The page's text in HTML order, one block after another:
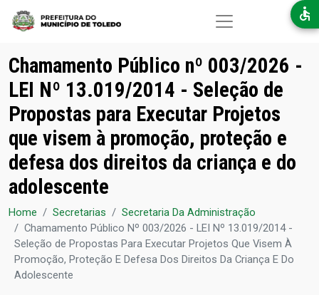
Pular para o conteúdo principal
Chamamento Público nº 003/2026 -
LEI Nº 13.019/2014 - Seleção de
Propostas para Executar Projetos
que visem à promoção, proteção e
defesa dos direitos da criança e do
adolescente
Home Secretarias
Secretaria Da Administração
Chamamento Público Nº 003/2026 - LEI Nº 13.019/2014 -
Seleção de Propostas Para Executar Projetos Que Visem À
Promoção, Proteção E Defesa Dos Direitos Da Criança E Do
Adolescente